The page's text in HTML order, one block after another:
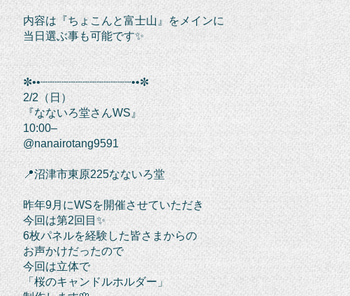
内容は『ちょこんと富士山』をメインに
当日選ぶ事も可能です✨
✼••┈┈┈┈┈┈┈┈┈┈┈┈┈••✼
2/2（日）
『なないろ堂さんWS』
10:00–
@nanairotang9591
📍沼津市東原225なないろ堂
昨年9月にWSを開催させていただき
今回は第2回目✨
6枚パネルを経験した皆さまからの
お声かけだったので
今回は立体で
「桜のキャンドルホルダー」